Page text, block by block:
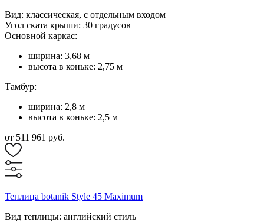
Вид: классическая, с отдельным входом
Угол ската крыши: 30 градусов
Основной каркас:
ширина: 3,68 м
высота в коньке: 2,75 м
Тамбур:
ширина: 2,8 м
высота в коньке: 2,5 м
от 511 961 руб.
Теплица botanik Style 45 Maximum
Вид теплицы: английский стиль